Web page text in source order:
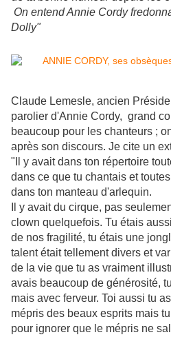
On entend Annie Cordy
Dolly"
Claude Lemesle, ancien
parolier d'Annie Cordy, grand
beaucoup pour les chanteurs ;
après son discours. Je cite un
"Il y avait dans ton répertoire
dans ce que tu chantais et
dans ton manteau d'arlequin.
Il y avait du cirque, pas
clown quelquefois. Tu étais
de nos fragilité, tu étais une
talent était tellement divers et
de la vie que tu as vraiment
avais beaucoup de générosité,
mais avec ferveur. Toi aussi tu
mépris des beaux esprits mais
pour ignorer que le mépris ne